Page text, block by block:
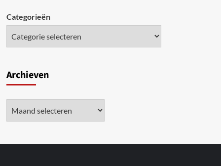
Categorieën
Archieven